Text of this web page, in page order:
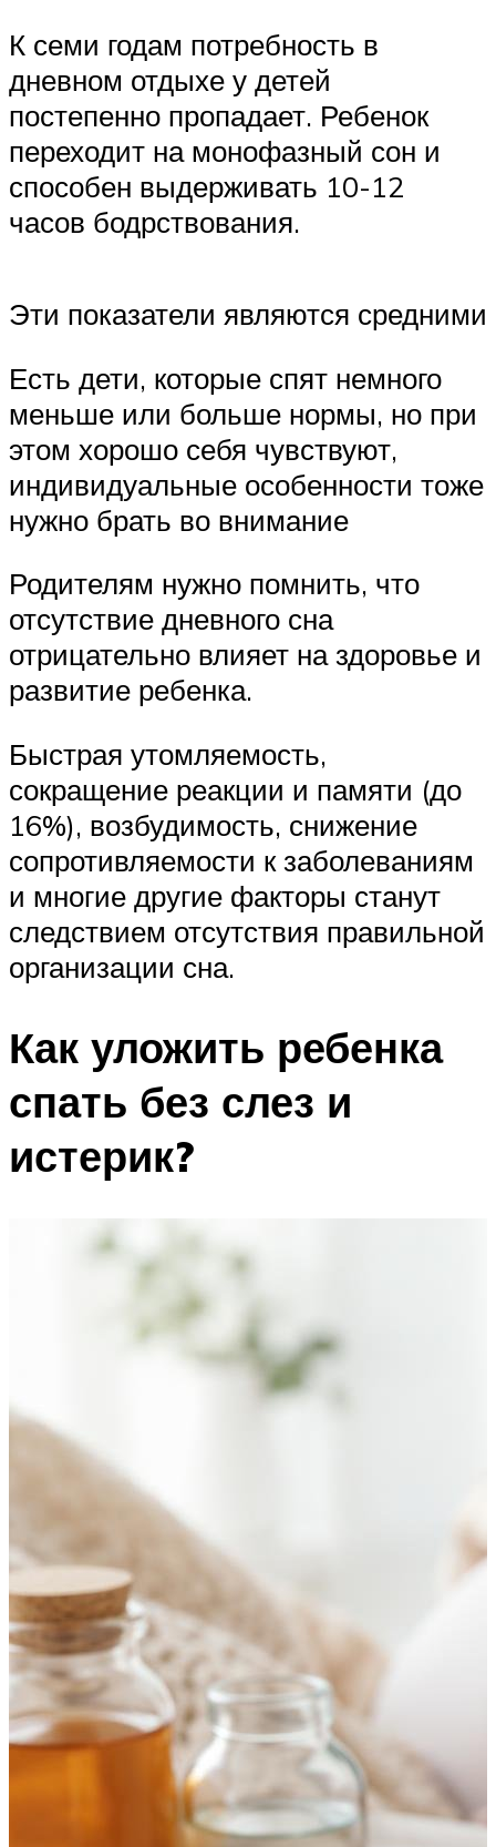
К семи годам потребность в
дневном отдыхе у детей
постепенно пропадает. Ребенок
переходит на монофазный сон и
способен выдерживать 10-12
часов бодрствования.
Эти показатели являются средними
Есть дети, которые спят немного
меньше или больше нормы, но при
этом хорошо себя чувствуют,
индивидуальные особенности тоже
нужно брать во внимание
Родителям нужно помнить, что
отсутствие дневного сна
отрицательно влияет на здоровье и
развитие ребенка.
Быстрая утомляемость,
сокращение реакции и памяти (до
16%), возбудимость, снижение
сопротивляемости к заболеваниям
и многие другие факторы станут
следствием отсутствия правильной
организации сна.
Как уложить ребенка
спать без слез и
истерик?